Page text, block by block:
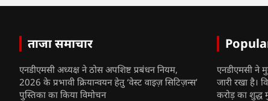
ताजा समाचार
एनडीएमसी अध्यक्ष ने ठोस अपशिष्ट प्रबंधन नियम,
2026 के प्रभावी क्रियान्वयन हेतु ‘वेस्ट वाइज़ सिटिज़न्स’
पुस्तिका का किया विमोचन
एनडीएमसी ने
जारी रखा है।
करोड़ का शुद्ध